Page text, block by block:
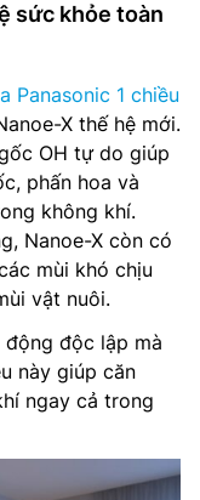
sức khỏe toàn
Panasonic 1 chiều
X thế hệ mới.
OH tự do giúp
phấn hoa và
không khí.
Nanoe-X còn có
mùi khó chịu
vật nuôi.
độc lập mà
này giúp căn
ngay cả trong